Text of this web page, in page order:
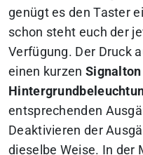
genügt es den Taster
schon steht euch der
Verfügung. Der Druck
einen kurzen Signalton
entsprechenden
Deaktivieren der
dieselbe Weise. In der